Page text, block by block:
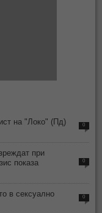
на "Локо" (Пд)
0
при
показа
0
в сексуално
0